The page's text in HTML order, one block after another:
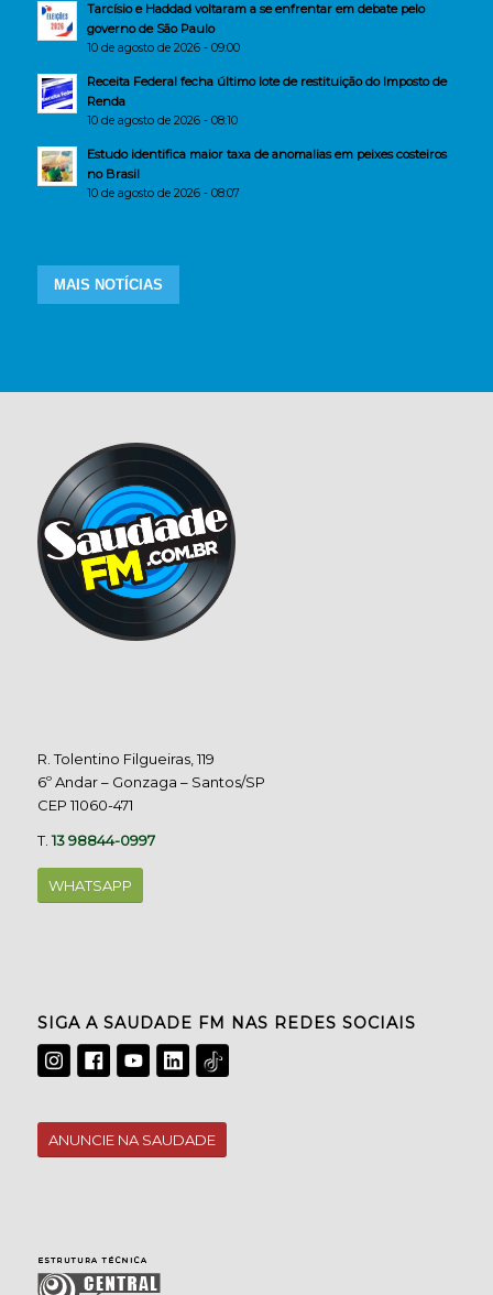
Tarcísio e Haddad voltaram a se enfrentar em debate pelo
governo de São Paulo
10 de agosto de 2026 - 09:00
Receita Federal fecha último lote de restituição do Imposto de
Renda
10 de agosto de 2026 - 08:10
Estudo identifica maior taxa de anomalias em peixes costeiros
no Brasil
10 de agosto de 2026 - 08:07
MAIS NOTÍCIAS
R. Tolentino Filgueiras, 119
6º Andar – Gonzaga – Santos/SP
CEP 11060-471
T.13 98844-0997
WHATSAPP
SIGA A SAUDADE FM NAS REDES SOCIAIS
ANUNCIE NA SAUDADE